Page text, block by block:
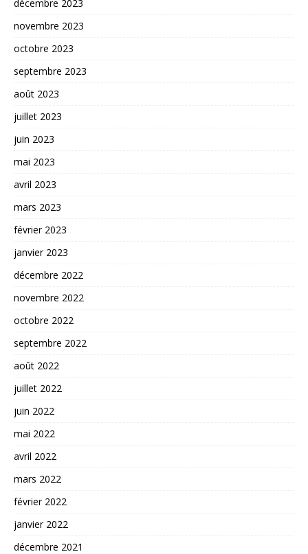
décembre 2023
novembre 2023
octobre 2023
septembre 2023
août 2023
juillet 2023
juin 2023
mai 2023
avril 2023
mars 2023
février 2023
janvier 2023
décembre 2022
novembre 2022
octobre 2022
septembre 2022
août 2022
juillet 2022
juin 2022
mai 2022
avril 2022
mars 2022
février 2022
janvier 2022
décembre 2021